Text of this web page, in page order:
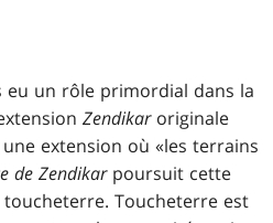
un rôle primordial dans la
Zendikaroriginale
extension où «les terrains
de Zendikarpoursuit cette
Toucheterre est